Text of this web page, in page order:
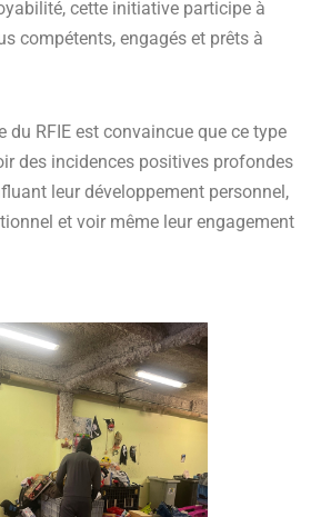
cette initiative participe à
compétents, engagés et prêts à
du RFIE est convaincue que ce type
des incidences positives profondes
leur développement personnel,
et voir même leur engagement